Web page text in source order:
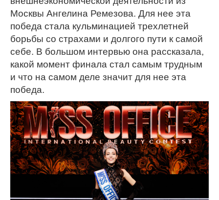
Москвы Ангелина Ремезова. Для нее эта
победа стала кульминацией трехлетней
борьбы со страхами и долгого пути к самой
себе. В большом интервью она рассказала,
какой момент финала стал самым трудным
и что на самом деле значит для нее эта
победа.